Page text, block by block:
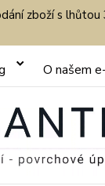
zboží s
O našem